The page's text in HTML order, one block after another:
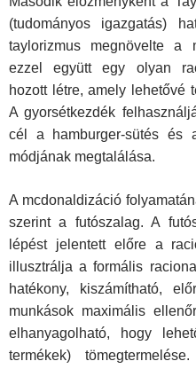
(tudományos igazgatás)
taylorizmus megnövelte a
ezzel együtt egy olyan
hozott létre, amely lehetővé
A gyorsétkezdék
cél a hamburger-sütés és
módjának megtalálása.
A mcdonaldizáció
szerint a futószalag. A
lépést jelentett előre a
illusztrálja a formális
hatékony, kiszámítható,
munkások maximális
elhanyagolható, hogy
termékek)